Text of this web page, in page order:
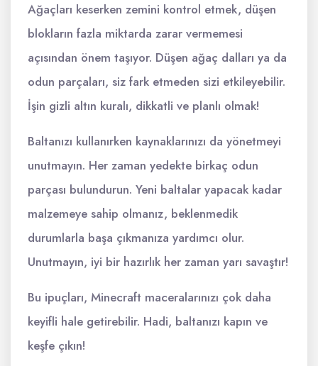
Ağaçları keserken zemini kontrol etmek, düşen
blokların fazla miktarda zarar vermemesi
açısından önem taşıyor. Düşen ağaç dalları ya da
odun parçaları, siz fark etmeden sizi etkileyebilir.
İşin gizli altın kuralı, dikkatli ve planlı olmak!
Baltanızı kullanırken kaynaklarınızı da yönetmeyi
unutmayın. Her zaman yedekte birkaç odun
parçası bulundurun. Yeni baltalar yapacak kadar
malzemeye sahip olmanız, beklenmedik
durumlarla başa çıkmanıza yardımcı olur.
Unutmayın, iyi bir hazırlık her zaman yarı savaştır!
Bu ipuçları, Minecraft maceralarınızı çok daha
keyifli hale getirebilir. Hadi, baltanızı kapın ve
keşfe çıkın!